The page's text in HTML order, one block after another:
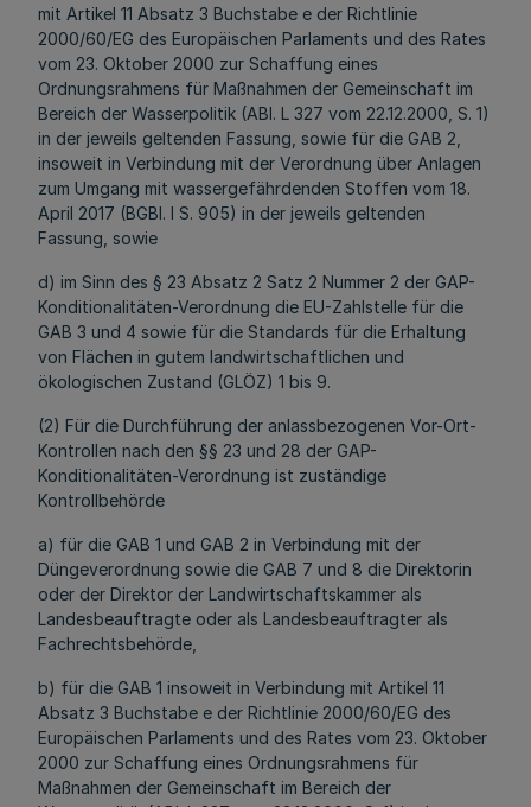
mit Artikel 11 Absatz 3 Buchstabe e der Richtlinie
2000/60/EG des Europäischen Parlaments und des Rates
vom 23. Oktober 2000 zur Schaffung eines
Ordnungsrahmens für Maßnahmen der Gemeinschaft im
Bereich der Wasserpolitik (ABl. L 327 vom 22.12.2000, S. 1)
in der jeweils geltenden Fassung, sowie für die GAB 2,
insoweit in Verbindung mit der Verordnung über Anlagen
zum Umgang mit wassergefährdenden Stoffen vom 18.
April 2017 (BGBl. I S. 905) in der jeweils geltenden
Fassung, sowie
d) im Sinn des § 23 Absatz 2 Satz 2 Nummer 2 der GAP-
Konditionalitäten-Verordnung die EU-Zahlstelle für die
GAB 3 und 4 sowie für die Standards für die Erhaltung
von Flächen in gutem landwirtschaftlichen und
ökologischen Zustand (GLÖZ) 1 bis 9.
(2) Für die Durchführung der anlassbezogenen Vor-Ort-
Kontrollen nach den §§ 23 und 28 der GAP-
Konditionalitäten-Verordnung ist zuständige
Kontrollbehörde
a) für die GAB 1 und GAB 2 in Verbindung mit der
Düngeverordnung sowie die GAB 7 und 8 die Direktorin
oder der Direktor der Landwirtschaftskammer als
Landesbeauftragte oder als Landesbeauftragter als
Fachrechtsbehörde,
b) für die GAB 1 insoweit in Verbindung mit Artikel 11
Absatz 3 Buchstabe e der Richtlinie 2000/60/EG des
Europäischen Parlaments und des Rates vom 23. Oktober
2000 zur Schaffung eines Ordnungsrahmens für
Maßnahmen der Gemeinschaft im Bereich der